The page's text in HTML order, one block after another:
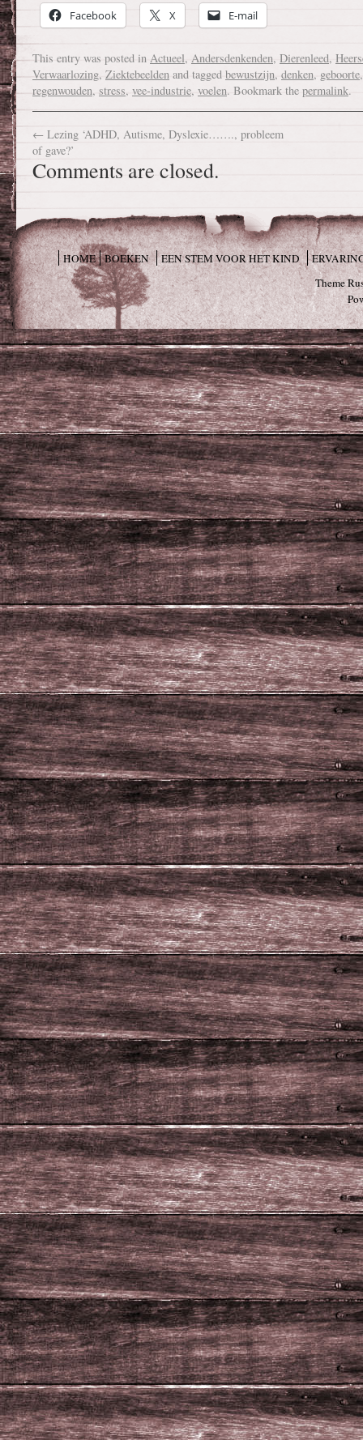
Facebook X E-mail
This entry was posted in Actueel, Andersdenkenden, Dierenleed,
Verwaarlozing, Ziektebeelden and tagged bewustzijn, denken, geboorte
regenwouden, stress, vee-industrie, voelen. Bookmark the permalink.
← Lezing ‘ADHD, Autisme, Dyslexie……., probleem
of gave?’
Comments are closed.
HOME BOEKEN EEN STEM VOOR HET KIND
Theme